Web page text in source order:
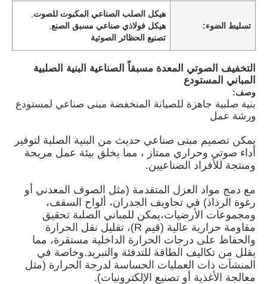
منزل
المنتجات
أشرطة فيديو
تسليط الضوء:
هيكل الصلب الصناعي المكبوت للصوت
هيكل فولاذي صناعي مسبق الصنع
تصنيع الحظائر الصوتية
التخفيف الصوتي المعدة مسبقاً الصناعية البنية الصلبية
المباني المستودع
وصف:
بنية صلبية جاهزة للصيانة المنخفضة مبنى صناعي لمستودع
ورشة عمل
يمكن تصميم مبنى صناعي حديث من البنية الصلبة لتوفير
أداء صوتي وحراري ممتاز ، مما يخلق بيئة عمل مريحة
ومنتجة للأفراد الصناعيين.
مع دمج مواد العزل المتقدمة (مثل الصوف المعدني أو
رغوة الرذاذ) في تجاويف الجدران، ألواح السقف،
ومجموعات الأرضيات،يمكن للمباني الصلبة تحقيق
مقاومة حرارية عالية (قيم R)، تقليل نقل الحرارة
والحفاظ على درجات الحرارة الداخلية مستقرة، مما
يقلل من تكاليف الطاقة للتدفئة والتبريد.وخاصة في
المنشآت ذات العمليات الحساسة لدرجة الحرارة (مثل
معالجة الأغذية أو تصنيع الإلكترونيات).